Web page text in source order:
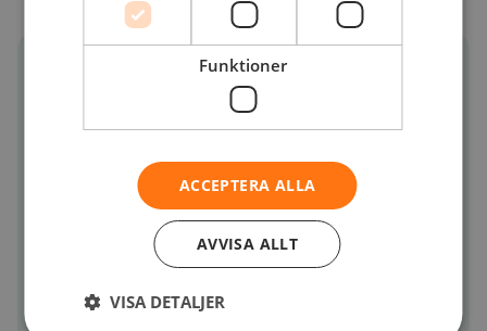
När och var?
Online
Funktioner
ACCEPTERA ALLA
AVVISA ALLT
VISA DETALJER